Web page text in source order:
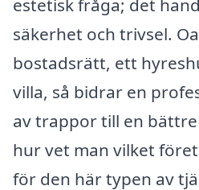
säkerhet och trivsel.
bostadsrätt, ett
villa, så bidrar en
av trappor till en
hur vet man vilket
för den här typen av